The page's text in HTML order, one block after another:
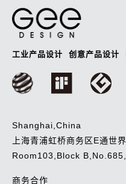
工业产品设计 创意产品设计
Shanghai,China
上海青浦虹桥商务区E通世
Room103,Block
商务合作